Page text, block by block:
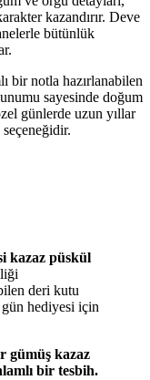
kazandırır. Deve
bütünlük
bir notla hazırlanabilen
sayesinde doğum
günlerde uzun yıllar
kazaz püskül
deri kutu
hediyesi için
gümüş kazaz
bir tesbih.